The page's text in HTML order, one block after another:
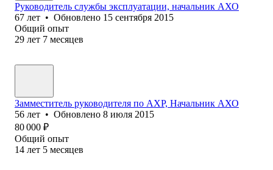
Руководитель службы эксплуатации, начальник АХО
67 лет • Обновлено 15 сентября 2015
Общий опыт
29 лет 7 месяцев
Замместитель руководителя по АХР, Начальник АХО
56 лет • Обновлено 8 июля 2015
80 000 ₽
Общий опыт
14 лет 5 месяцев